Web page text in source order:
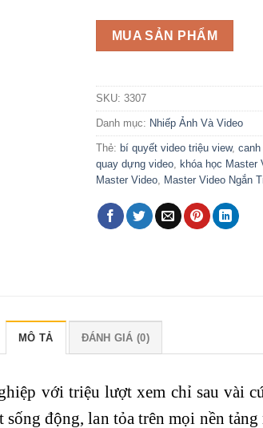
MUA SẢN PHẨM
SKU: 3307
Danh mục: Nhiếp Ảnh Và Video
Thẻ: bí quyết video triệu view,
quay dựng video
khóa học Master
Master Video
Master Video Ngắn
MÔ TẢ ĐÁNH GIÁ (0)
với triệu lượt xem chỉ sau vài
động, lan tỏa trên mọi nền